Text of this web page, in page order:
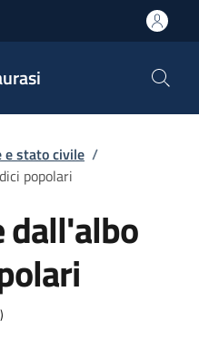
e stato civile /
popolari
dall'albo
)